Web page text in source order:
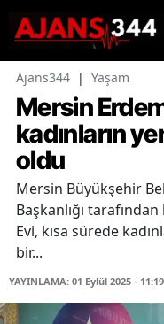
Ajans344 | Yaşam
Mersin
kadınların
oldu
Mersin Büyükşehir
Başkanlığı
Evi, kısa sürede
bir...
YAYINLAMA: 01 Eylül 2025 - 11:19